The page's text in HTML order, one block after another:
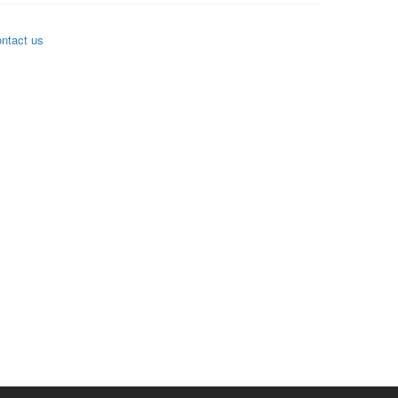
us